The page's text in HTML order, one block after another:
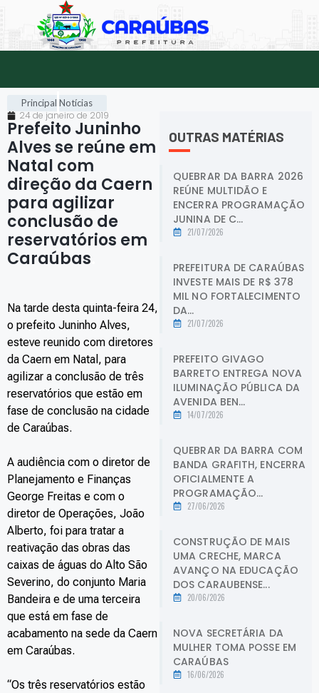
Principal Notícias
24 de janeiro de 2019
Prefeito Juninho
Alves se reúne em
Natal com
direção da Caern
para agilizar
conclusão de
reservatórios em
Caraúbas
Na tarde desta quinta-feira 24,
o prefeito Juninho Alves,
esteve reunido com diretores
da Caern em Natal, para
agilizar a conclusão de três
reservatórios que estão em
fase de conclusão na cidade
de Caraúbas.
A audiência com o diretor de
Planejamento e Finanças
George Freitas e com o
diretor de Operações, João
Alberto, foi para tratar a
reativação das obras das
caixas de águas do Alto São
Severino, do conjunto Maria
Bandeira e de uma terceira
que está em fase de
acabamento na sede da Caern
em Caraúbas.
“Os três reservatórios estão
OUTRAS MATÉRIAS
QUEBRAR DA BARRA 2026
REÚNE MULTIDÃO E
ENCERRA PROGRAMAÇÃO
JUNINA DE C...
21/07/2026
PREFEITURA DE CARAÚBAS
INVESTE MAIS DE R$ 378
MIL NO FORTALECIMENTO
DA...
21/07/2026
PREFEITO GIVAGO
BARRETO ENTREGA NOVA
ILUMINAÇÃO PÚBLICA DA
AVENIDA BEN...
14/07/2026
QUEBRAR DA BARRA COM
BANDA GRAFITH, ENCERRA
OFICIALMENTE A
PROGRAMAÇÃO...
27/06/2026
CONSTRUÇÃO DE MAIS
UMA CRECHE, MARCA
AVANÇO NA EDUCAÇÃO
DOS CARAUBENSE...
20/06/2026
NOVA SECRETÁRIA DA
MULHER TOMA POSSE EM
CARAÚBAS
16/06/2026